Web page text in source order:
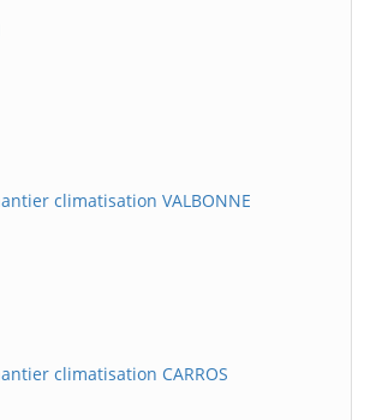
climatisation VALBONNE
climatisation CARROS